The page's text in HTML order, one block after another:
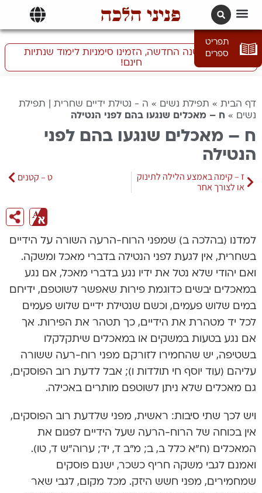
פניני הלכה
תפריט
ספרים
התכוננו לשנה החדשה, הזמינו סימניות לימוד שנתיות
חינם!
דף הבית » תפילת נשים » ה - נטילת ידיים שחרית | תפילת
נשים » ח – מאכלים שנגעו בהם לפני הנטילה
ח – מאכלים שנגעו בהם לפני
הנטילה
ז – קימה באמצע הלילה לתינוק
או לצורך אחר
ט – קטנים
למדנו (בהלכה ב) שמפני הרוח-הרעה השורה על הידיים
בשחרית, אין לגעת לפני הנטילה בדברי מאכל ומשקה.
ואם יהודי שלא נטל את ידיו נגע בדברי מאכל, אם נגע
במאכלים יבשים כדוגמת פירות שאפשר לשוטפם, ידיחם
במים שלוש פעמים, וכשם שנטילת ידיים שלוש פעמים
לכל יד מטהרת את הידיים, כך תטהר את הפירות. אך
אם נגע בטעות במשקים או במאכלים שיתקלקלו
בשטיפה, יש שהחמירו לזורקם מפני רוח-רעה ששורה
עליהם (עוד יוסף חי תולדות ו); אבל לדעת רוב הפוסקים,
גם מאכלים שלא ניתן לשוטפם מותרים באכילה.
ויש לכך שתי סיבות: ראשית, מפני שלדעת רוב הפוסקים,
אין בכוחה של הרוח-הרעה שעל הידיים לפגום את
המאכלים (ח”א כלל ב, ב; מ”ב ד, יד; ערוה”ש ד, טו).
ואמנם לגבי משקה חריף כשכר, ישנם פוסקים
שמחמירים, מפני חשש היזק. מכל מקום, לגבי שאר